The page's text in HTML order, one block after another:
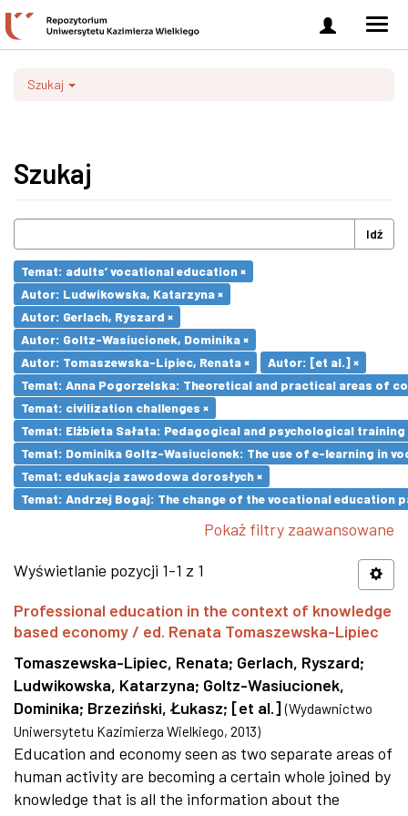
Zaloguj
się
Szukaj
Szukaj
Idź
Temat: adults’ vocational education ×
Autor: Ludwikowska, Katarzyna ×
Autor: Gerlach, Ryszard ×
Autor: Goltz-Wasiucionek, Dominika ×
Autor: Tomaszewska-Lipiec, Renata ×
Autor: [et al.] ×
Temat: Anna Pogorzelska: Theoretical and practical areas of
Temat: civilization challenges ×
Temat: Elżbieta Sałata: Pedagogical and psychological
Temat: Dominika Goltz-Wasiucionek: The use of e-learning in
Temat: edukacja zawodowa dorosłych ×
Temat: Andrzej Bogaj: The change of the vocational education
Pokaż filtry zaawansowane
Wyświetlanie pozycji 1-1 z 1
Professional education in the context of knowledge
based economy / ed. Renata Tomaszewska-Lipiec
Tomaszewska-Lipiec, Renata; Gerlach, Ryszard;
Ludwikowska, Katarzyna; Goltz-Wasiucionek,
Dominika; Brzeziński, Łukasz; [et al.] (Wydawnictwo
Uniwersytetu Kazimierza Wielkiego, 2013)
Education and economy seen as two separate areas of
human activity are becoming a certain whole joined by
knowledge that is all the information about the